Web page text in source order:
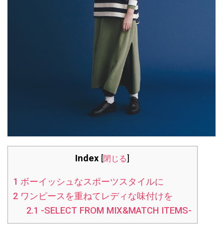
Index [閉じる]
1 ボーイッシュなスポーツスタイルに
2ワンピースを重ねてレディな味付けを
2.1 -SELECT FROM MIX&MATCH ITEMS-